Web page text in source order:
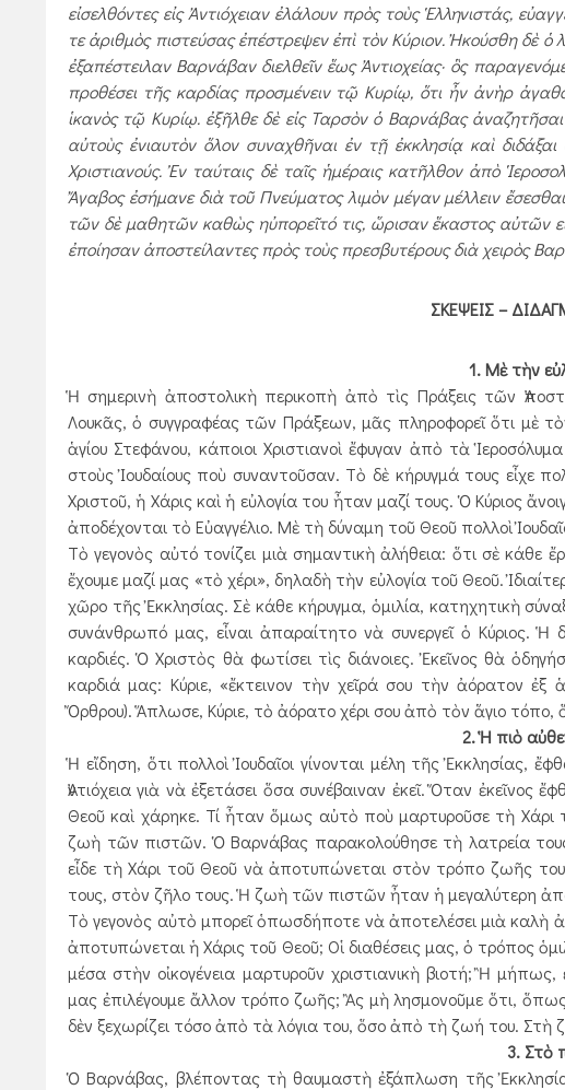
εἰσελθόντες εἰς Ἀντιόχειαν ἐλάλουν πρὸς τοὺς Ἑλληνιστάς,
τε ἀριθμὸς πιστεύσας ἐπέστρεψεν ἐπὶ τὸν Κύριον. Ἠκούσθη δὲ ὁ
ἐξαπέστειλαν Βαρνάβαν διελθεῖν ἕως Ἀντιοχείας· ὃς
προθέσει τῆς καρδίας προσμένειν τῷ Κυρίῳ, ὅτι ἦν ἀνὴρ
ἱκανὸς τῷ Κυρίῳ. ἐξῆλθε δὲ εἰς Ταρσὸν ὁ Βαρνάβας
αὐτοὺς ἐνιαυτὸν ὅλον συν­αχθῆναι ἐν τῇ ἐκ­κλησίᾳ καὶ
Χριστιανούς. Ἐν ταύταις δὲ ταῖς ­ἡμέραις κατῆλθον ἀπὸ
Ἄγαβος ἐσήμανε διὰ τοῦ Πνεύματος λιμὸν μέγαν μέλλειν
τῶν δὲ μαθητῶν καθὼς ηὐπορεῖτό τις, ὥρισαν ἕκαστος αὐτῶν
ἐποίησαν ἀποστείλαντες πρὸς τοὺς πρεσβυτέρους διὰ χειρὸς
ΣΚΕΨΕΙΣ –
1. Μὲ τὴν
Ἡ σημερινὴ ἀποστολικὴ περικοπὴ ἀπὸ τὶς Πράξεις τῶν
Λουκᾶς, ὁ συγγραφέας τῶν Πράξεων, μᾶς πληροφορεῖ ὅτι μὲ
ἁγίου Στεφάνου, κάποιοι Χριστιανοὶ ἔφυγαν ἀπὸ τὰ
στοὺς Ἰουδαίους ποὺ συναν­τοῦσαν. Τὸ δὲ κήρυγμά τους εἶχε
Χριστοῦ, ἡ Χάρις καὶ ἡ εὐλογία του ἦταν μαζί τους. Ὁ Κύριος
ἀποδέχονται τὸ Εὐαγγέλιο. Μὲ τὴ δύναμη τοῦ Θεοῦ πολλοὶ
Τὸ γεγονὸς αὐτό τονίζει μιὰ σημαντικὴ ἀλήθεια: ὅτι σὲ κάθε
ἔχουμε μαζί μας «τὸ χέρι», δηλαδὴ τὴν εὐλογία τοῦ Θεοῦ.
χῶρο τῆς Ἐκκλησίας. Σὲ κάθε κήρυγμα, ὁμιλία, κατηχητικὴ
συνάνθρωπό μας, εἶναι ἀπαραίτητο νὰ συνεργεῖ ὁ Κύριος. Ἡ
καρδιές. Ὁ Χριστὸς θὰ φωτίσει τὶς διάνοιες. Ἐκεῖνος θὰ
καρδιά μας: Κύριε, «ἔκτεινον τὴν χεῖρά σου τὴν ἀόρατον ἐξ
Ὄρθρου). Ἅπλωσε, Κύριε, τὸ ἀόρατο χέρι σου ἀπὸ τὸν ἅγιο τόπο,
2. Ἡ πιὸ
Ἡ εἴδηση, ὅτι πολλοὶ Ἰουδαῖοι γίνονται μέλη τῆς Ἐκκλησίας,
Ἀντιόχεια γιὰ νὰ ἐξετάσει ὅσα συνέβαιναν ἐκεῖ. Ὅταν
Θεοῦ καὶ χάρηκε. Τί ἦταν ὅμως αὐτὸ ποὺ μαρτυροῦσε τὴ Χάρι
ζωὴ τῶν πιστῶν. Ὁ Βαρνάβας παρακολούθησε τὴ λατρεία
εἶδε τὴ Χάρι τοῦ Θεοῦ νὰ ἀποτυπώνεται στὸν τρόπο ζωῆς
τους, στὸν ζῆλο τους. Ἡ ζωὴ τῶν πιστῶν ἦταν ἡ μεγαλύτερη
Τὸ γεγονὸς αὐτὸ μπορεῖ ὁπωσδήποτε νὰ ἀποτελέσει μιὰ καλὴ
ἀποτυπώνεται ἡ Χάρις τοῦ Θεοῦ; Οἱ διαθέσεις μας, ὁ τρόπος
μέσα στὴν οἰκογένεια μαρτυροῦν χριστιανικὴ βιοτή; Ἢ
μας ἐπιλέγουμε ἄλλον τρόπο ζωῆς; Ἂς μὴ λησμονοῦμε ὅτι,
δὲν ξεχωρίζει τόσο ἀπὸ τὰ λόγια του, ὅσο ἀπὸ τὴ ζωή του. Στὴ
3. Στὸ
Ὁ Βαρνάβας, βλέποντας τὴ θαυμαστὴ ἐξάπλωση τῆς